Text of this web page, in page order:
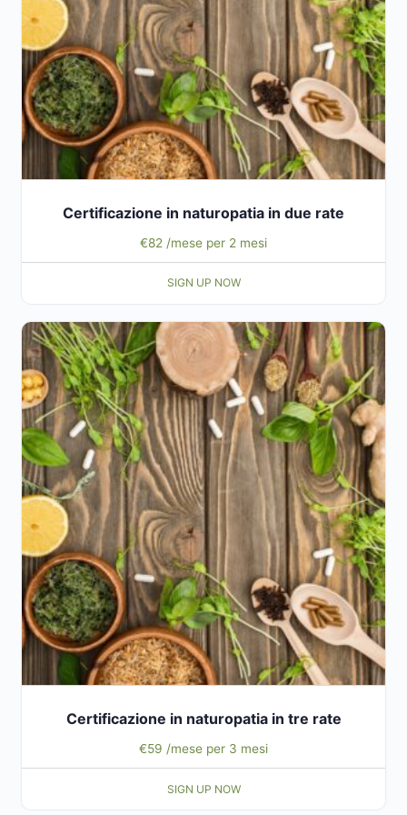
Certificazione in naturopatia in due rate
€82 /mese per 2 mesi
SIGN UP NOW
Certificazione in naturopatia in tre rate
€59 /mese per 3 mesi
SIGN UP NOW